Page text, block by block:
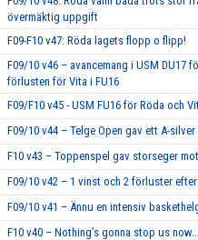
övermäktig uppgift
F09-F10 v47: Röda lagets flopp o flipp!
F09/10 v46 – avancemang i USM DU17
förlusten för Vita i FU16
F09/F10 v45 - USM FU16 för Röda och
F09/10 v44 – Telge Open gav ett A-silver
F10 v43 – Toppenspel gav storseger
F09/10 v42 – 1 vinst och 2 förluster
F09/10 v41 – Ännu en intensiv
F10 v40 – Nothing’s gonna stop us